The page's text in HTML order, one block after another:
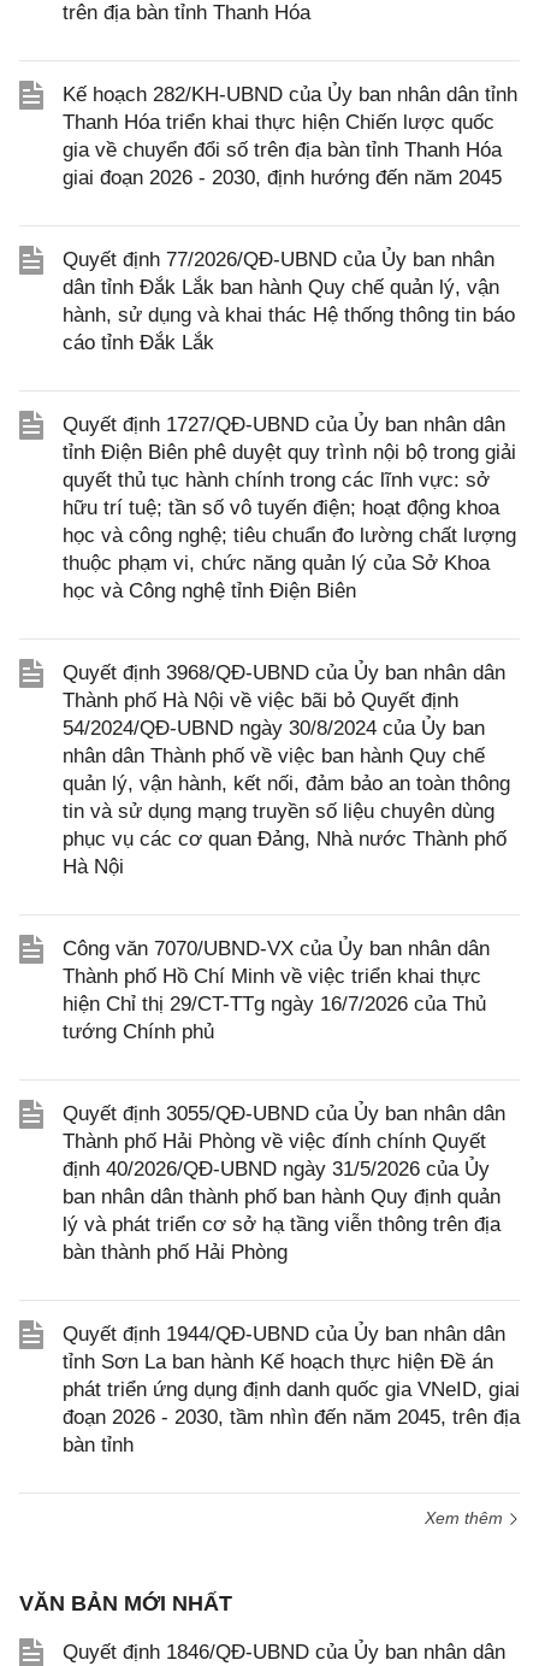
trên địa bàn tỉnh Thanh Hóa
Kế hoạch 282/KH-UBND của Ủy ban nhân dân tỉnh
Thanh Hóa triển khai thực hiện Chiến lược quốc
gia về chuyển đổi số trên địa bàn tỉnh Thanh Hóa
giai đoạn 2026 - 2030, định hướng đến năm 2045
Quyết định 77/2026/QĐ-UBND của Ủy ban nhân
dân tỉnh Đắk Lắk ban hành Quy chế quản lý, vận
hành, sử dụng và khai thác Hệ thống thông tin báo
cáo tỉnh Đắk Lắk
Quyết định 1727/QĐ-UBND của Ủy ban nhân dân
tỉnh Điện Biên phê duyệt quy trình nội bộ trong giải
quyết thủ tục hành chính trong các lĩnh vực: sở
hữu trí tuệ; tần số vô tuyến điện; hoạt động khoa
học và công nghệ; tiêu chuẩn đo lường chất lượng
thuộc phạm vi, chức năng quản lý của Sở Khoa
học và Công nghệ tỉnh Điện Biên
Quyết định 3968/QĐ-UBND của Ủy ban nhân dân
Thành phố Hà Nội về việc bãi bỏ Quyết định
54/2024/QĐ-UBND ngày 30/8/2024 của Ủy ban
nhân dân Thành phố về việc ban hành Quy chế
quản lý, vận hành, kết nối, đảm bảo an toàn thông
tin và sử dụng mạng truyền số liệu chuyên dùng
phục vụ các cơ quan Đảng, Nhà nước Thành phố
Hà Nội
Công văn 7070/UBND-VX của Ủy ban nhân dân
Thành phố Hồ Chí Minh về việc triển khai thực
hiện Chỉ thị 29/CT-TTg ngày 16/7/2026 của Thủ
tướng Chính phủ
Quyết định 3055/QĐ-UBND của Ủy ban nhân dân
Thành phố Hải Phòng về việc đính chính Quyết
định 40/2026/QĐ-UBND ngày 31/5/2026 của Ủy
ban nhân dân thành phố ban hành Quy định quản
lý và phát triển cơ sở hạ tầng viễn thông trên địa
bàn thành phố Hải Phòng
Quyết định 1944/QĐ-UBND của Ủy ban nhân dân
tỉnh Sơn La ban hành Kế hoạch thực hiện Đề án
phát triển ứng dụng định danh quốc gia VNeID, giai
đoạn 2026 - 2030, tầm nhìn đến năm 2045, trên địa
bàn tỉnh
Xem thêm
VĂN BẢN MỚI NHẤT
Quyết định 1846/QĐ-UBND của Ủy ban nhân dân